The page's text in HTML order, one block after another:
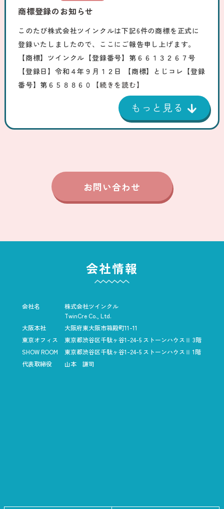
商標登録のお知らせ
このたび株式会社ツインクルは下記6件の商標を正式に
登録いたしましたので、ここにご報告申し上げます。
【商標】ツインクル【登録番号】第６６１３２６７号
【登録日】令和４年９月１２日 【商標】とじコレ【登録
番号】第６５８８６０
【続きを読む】
お問い合わせ
会社情報
会社名
株式会社ツインクル
TwinCre Co., Ltd.
大阪本社
大阪府東大阪市箱殿町11-11
東京オフィス
東京都渋谷区千駄ヶ谷1-24-5 ストーンハウスⅡ 3階
SHOW ROOM
東京都渋谷区千駄ヶ谷1-24-5 ストーンハウスⅡ 1階
代表取締役
山本 謙司